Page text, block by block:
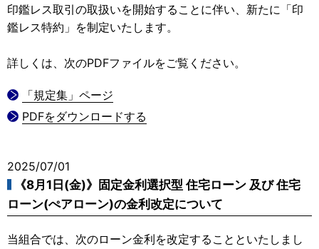
印鑑レス取引の取扱いを開始することに伴い、新たに「印
鑑レス特約」を制定いたします。
詳しくは、次のPDFファイルをご覧ください。
「規定集」ページ
PDFをダウンロードする
2025/07/01
《8月1日(金)》固定金利選択型 住宅ローン 及び 住宅
ローン(ぺアローン)の金利改定について
当組合では、次のローン金利を改定することといたしまし